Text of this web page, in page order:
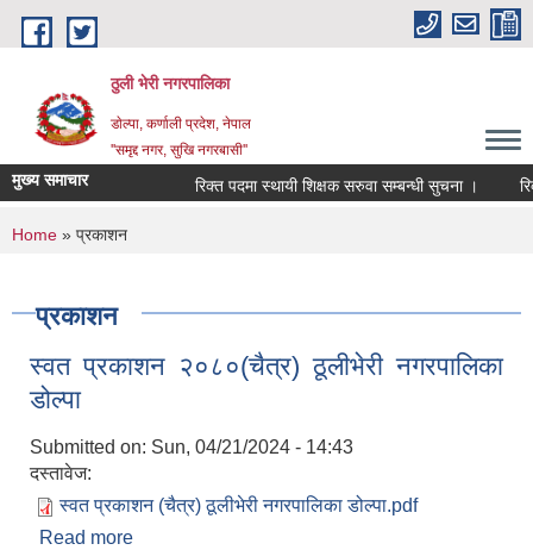
Skip to main content
ठुली भेरी नगरपालिका
डाेल्पा, कर्णाली प्रदेश, नेपाल
''समृद्द नगर, सुखि नगरबासी''
मुख्य समाचार रिक्त पदमा स्थायी शिक्षक सरुवा सम्बन्धी सुचना । रिक्त
You are here
Home » प्रकाशन
प्रकाशन
स्वत प्रकाशन २०८०(चैत्र) ठूलीभेरी नगरपालिका
डोल्पा
Submitted on: Sun, 04/21/2024 - 14:43
दस्तावेज:
स्वत प्रकाशन (चैत्र) ठूलीभेरी नगरपालिका डोल्पा.pdf
Read more